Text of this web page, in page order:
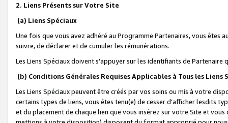
2. Liens Présents sur Votre Site
(a) Liens Spéciaux
Une fois que vous avez adhéré au Programme Partenaires, vous êtes
suivre, de déclarer et de cumuler les rémunérations.
Les Liens Spéciaux doivent s'appuyer sur les identifiants de Partenaire
(b) Conditions Générales Requises Applicables à Tous les Liens
Les Liens Spéciaux peuvent être créés par vos soins ou mis à votre
certains types de liens, vous êtes tenu(e) de cesser d'afficher lesdits
et du placement de chaque lien que vous insérez sur votre Site et